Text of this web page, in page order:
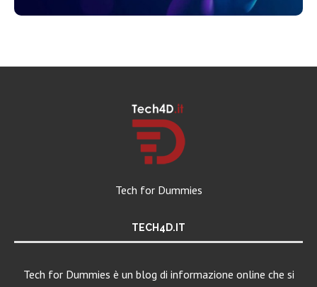
Tech for Dummies
TECH4D.IT
Tech for Dummies è un blog di informazione online che si